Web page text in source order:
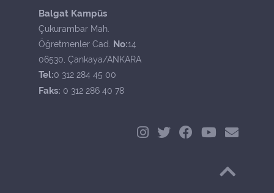
Balgat Kampüs
Çukurambar Mah.
Öğretmenler Cad. No:14
06530, Çankaya/ANKARA
Tel:0 312 284 45 00
Faks: 0 312 286 40 78